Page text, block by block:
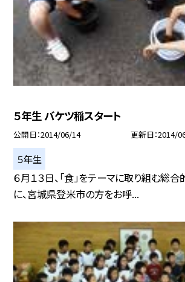
５年生 バケツ稲スタート
公開日 2014/06/14 更新日 2014/
５年生
６月１３日、「食」をテーマに取り組む総
に、宮城県登米市の方をお呼...